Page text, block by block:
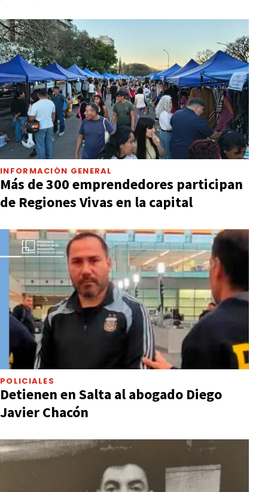
INFORMACIÓN GENERAL
Más de 300 emprendedores participan
de Regiones Vivas en la capital
POLICIALES
Detienen en Salta al abogado Diego
Javier Chacón